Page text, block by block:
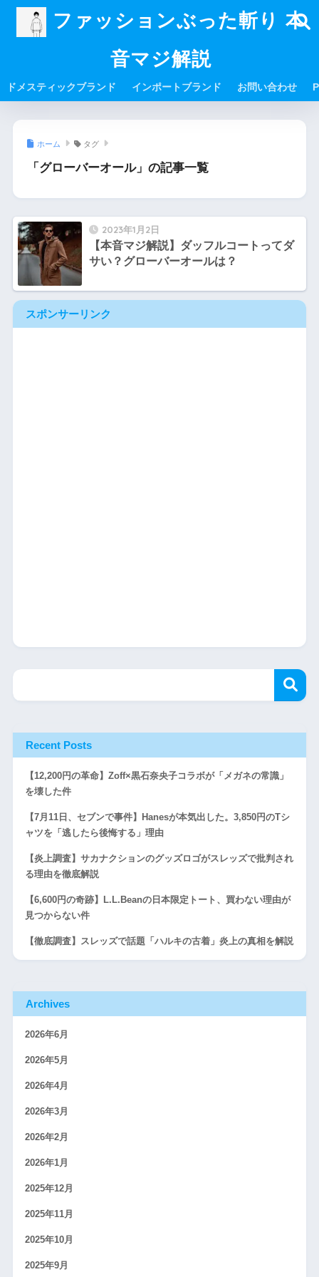
ファッションぶった斬り 本
音マジ解説
ドメスティックブランド インポートブランド お問い合わせ
ホーム タグ
「グローバーオール」の記事一覧
2023年1月2日
【本音マジ解説】ダッフルコートってダ
サい？グローバーオールは？
スポンサーリンク
Recent Posts
【12,200円の革命】Zoff×黒石奈央子コラボが「メガネの常識」
を壊した件
【7月11日、セブンで事件】Hanesが本気出した。3,850円のTシ
ャツを「逃したら後悔する」理由
【炎上調査】サカナクションのグッズロゴがスレッズで批判され
る理由を徹底解説
【6,600円の奇跡】L.L.Beanの日本限定トート、買わない理由が
見つからない件
【徹底調査】スレッズで話題「ハルキの古着」炎上の真相を解説
Archives
2026年6月
2026年5月
2026年4月
2026年3月
2026年2月
2026年1月
2025年12月
2025年11月
2025年10月
2025年9月